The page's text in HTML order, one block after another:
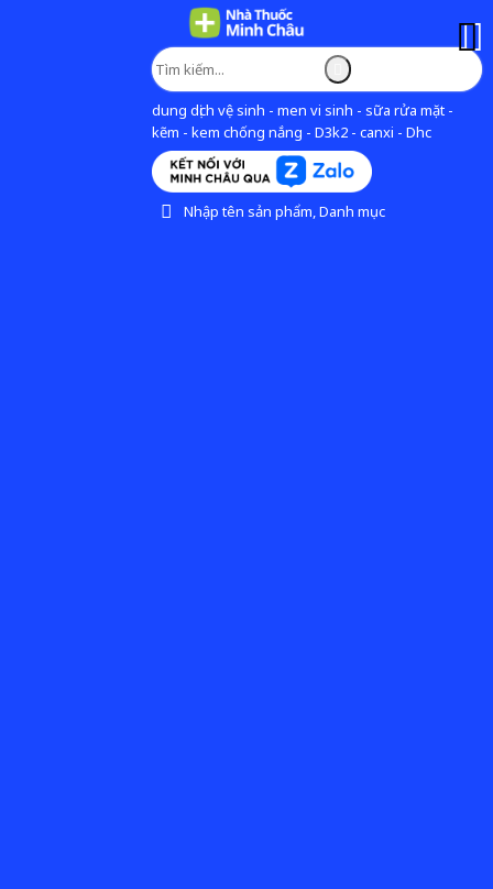
dung dịch vệ sinh - men vi sinh - sữa rửa mặt -
kẽm - kem chống nắng - D3k2 - canxi - Dhc
Nhập tên sản phẩm, Danh mục